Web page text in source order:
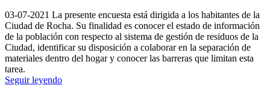
03-07-2021 La presente encuesta está dirigida a los habitantes de la
Ciudad de Rocha. Su finalidad es conocer el estado de información
de la población con respecto al sistema de gestión de residuos de la
Ciudad, identificar su disposición a colaborar en la separación de
materiales dentro del hogar y conocer las barreras que limitan esta
tarea.
Seguir leyendo